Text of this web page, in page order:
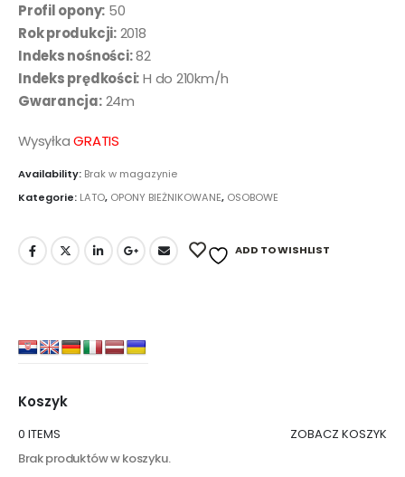
Profil opony: 50
Rok produkcji:2018
Indeks nośności:82
Indeks prędkości:H do 210km/h
Gwarancja:24m
WysyłkaGRATIS
Availability: Brak w magazynie
Kategorie: LATO, OPONY BIEŻNIKOWANE, OSOBOWE
ADD TO WISHLIST
Koszyk
0 ITEMS
ZOBACZ KOSZYK
Brak produktów w koszyku.